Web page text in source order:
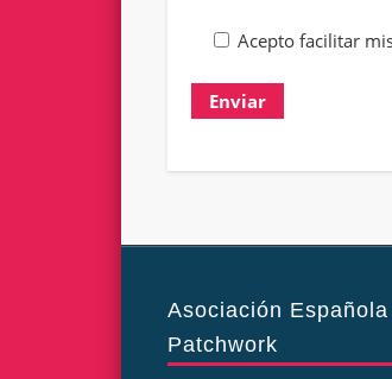
Acepto facilitar
Asociación Española
Patchwork